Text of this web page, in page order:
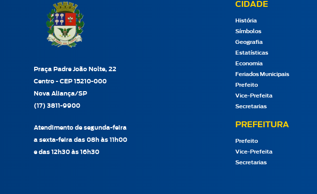
Praça Padre João Nolte, 22
Centro - CEP 15210-000
Nova Aliança/SP
(17) 3811-9900
Atendimento de segunda-feira
a sexta-feira das 08h às 11h00
e das 12h30 às 16h30
CIDADE
História
Símbolos
Geografia
Estatísticas
Economia
Feriados Municipais
Prefeito
Vice-Prefeita
Secretarias
PREFEITURA
Prefeito
Vice-Prefeita
Secretarias